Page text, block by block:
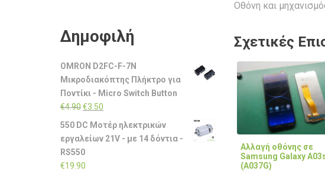
Οθόνη και
Σχετικές
Αλλαγή οθόνης σε
Samsung Galaxy
(A037G)
Δημοφιλή
OMRON D2FC-F-7N
Μικροδιακόπτης Πλήκτρο για
Ποντίκι - Micro Switch Button
€4.90Original
price
was:
€4.90.
€3.50
τρέχουσα
τιμή
550 DC Μοτέρ ηλεκτρικών
εργαλείων 21V - με 14 δόντια -
RS550
€19.90